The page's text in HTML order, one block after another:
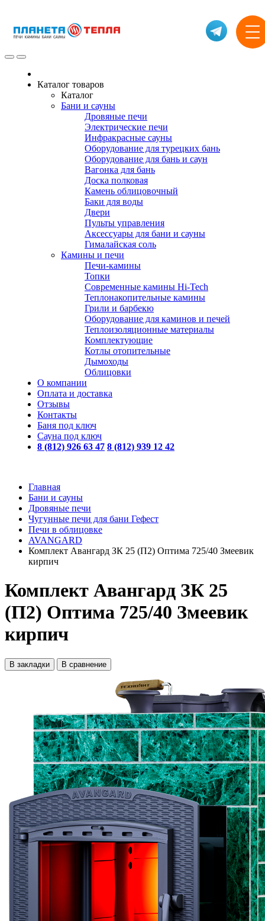
Каталог товаров
Каталог
Бани и сауны
Дровяные печи
Электрические печи
Инфракрасные сауны
Оборудование для турецких бань
Оборудование для бань и саун
Вагонка для бань
Доска полковая
Камень облицовочный
Баки для воды
Двери
Пульты управления
Аксессуары для бани и сауны
Гималайская соль
Камины и печи
Печи-камины
Топки
Современные камины Hi-Tech
Теплонакопительные камины
Грили и барбекю
Оборудование для каминов и печей
Теплоизоляционные материалы
Комплектующие
Котлы отопительные
Дымоходы
Облицовки
О компании
Оплата и доставка
Отзывы
Контакты
Баня под ключ
Сауна под ключ
8 (812) 926 63 47 8 (812) 939 12 42
Главная
Бани и сауны
Дровяные печи
Чугунные печи для бани Гефест
Печи в облицовке
AVANGARD
Комплект Авангард ЗК 25 (П2) Оптима 725/40 Змеевик
кирпич
Комплект Авангард ЗК 25
(П2) Оптима 725/40 Змеевик
кирпич
В закладки В сравнение